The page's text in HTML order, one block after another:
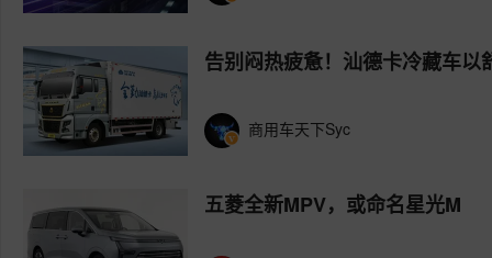
告别闷热疲惫！汕德卡冷藏车
商用车天下Syc
五菱全新MPV，或命名星光M